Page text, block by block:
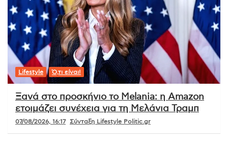
Lifestyle Ό,τι είναι!
Ξανά στο προσκήνιο το Melania: η Amazon
ετοιμάζει συνέχεια για τη Μελάνια Τραμπ
07/08/2026, 16:17 Σύνταξη Lifestyle Politic.gr